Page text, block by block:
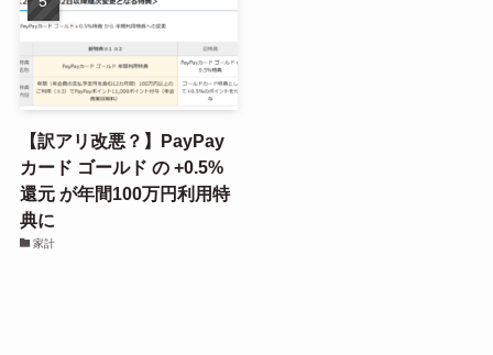
【訳アリ改悪？】PayPay
カード ゴールド の +0.5%
還元 が年間100万円利用特
典に
家計